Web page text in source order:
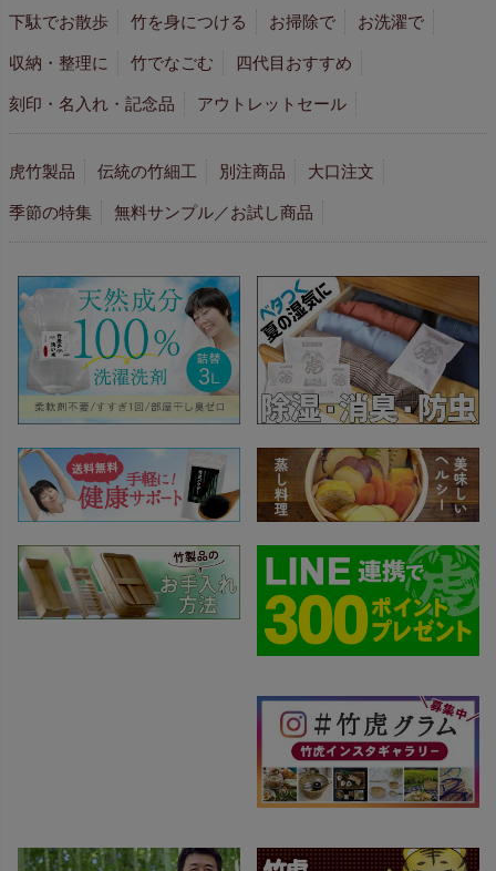
下駄でお散歩 竹を身につける お掃除で お洗濯で
収納・整理に 竹でなごむ 四代目おすすめ
刻印・名入れ・記念品 アウトレットセール
虎竹製品 伝統の竹細工 別注商品 大口注文
季節の特集 無料サンプル／お試し商品